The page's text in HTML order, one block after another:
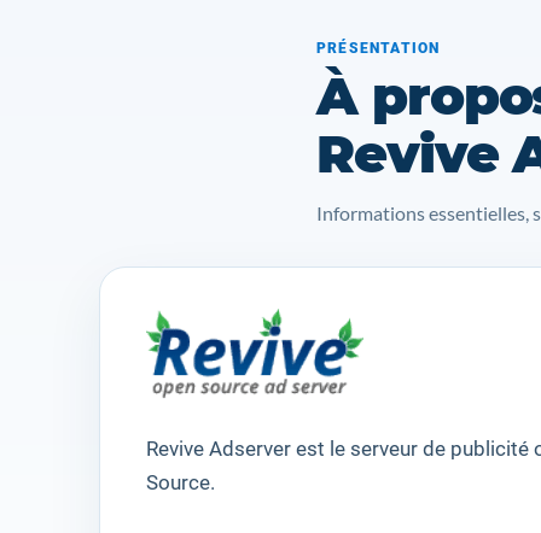
PRÉSENTATION
À
Revive
Informations essentielles,
Revive Adserver est le serveur de publicité
Source.